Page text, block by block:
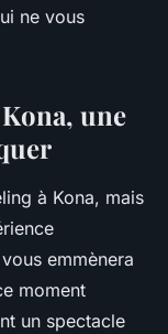
ne vous
une
à Kona, mais
emmènera
moment
un spectacle